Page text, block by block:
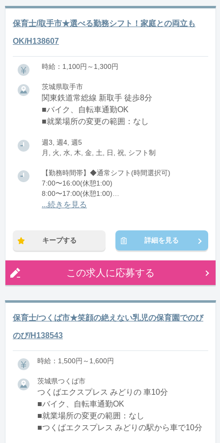
保育士/取手市★選べる勤務シフト！家庭との両立も
OK/H138607
時給：1,100円～1,300円
茨城県取手市
関東鉄道常総線 新取手 徒歩8分
■バイク、自転車通勤OK
■就業場所の変更の範囲：なし
週3, 週4, 週5
月, 火, 水, 木, 金, 土, 日, 祝, シフト制
【勤務時間帯】◆通常シフト(時間選択可)
7:00〜16:00(休憩1:00)
8:00〜17:00(休憩1:00)
12:00〜21:00(休憩1:00)
...続きを見る
キープする 詳細を見る
この求人に応募する
保育士/つくば市★笑顔の絶えない乳児の保育園でのび
のび/H138543
時給：1,500円～1,600円
茨城県つくば市
つくばエクスプレス みどりの 車10分
■バイク、自転車通勤OK
■就業場所の変更の範囲：なし
■つくばエクスプレス みどりの駅から車で10分